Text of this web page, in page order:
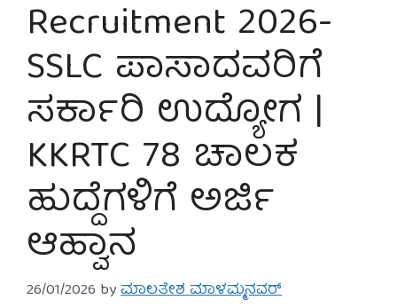
Recruitment 2026-
SSLC ಪಾಸಾದವರಿಗೆ
ಸರ್ಕಾರಿ ಉದ್ಯೋಗ |
KKRTC 78 ಚಾಲಕ
ಹುದ್ದೆಗಳಿಗೆ ಅರ್ಜಿ
ಆಹ್ವಾನ
26/01/2026 byಮಾಲತೇಶ ಮಾಳಮ್ಮನವರ್